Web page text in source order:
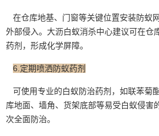
在仓库地基、门窗等关键位置安装防蚁
外部侵入。大沥白蚁消杀中心建议可在仓
药剂，形成化学屏障。
6.定期喷洒防蚁药剂
可使用专业的白蚁防治药剂，如联苯菊
库地面、墙角、货架底部等易受白蚁侵害
次全面防治。